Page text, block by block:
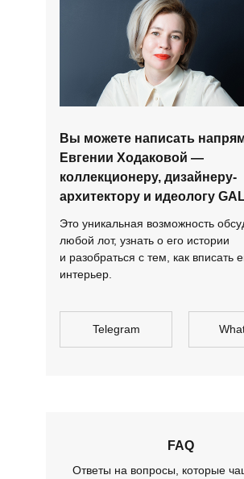
Telegram
Это уникальная возможность
любой лот, узнать о его истории
и разобраться с тем, как вписать
интерьер.
FAQ
Ответы на вопросы, которые
Вы можете написать
Евгении Ходаковой —
коллекционеру, дизайнеру-
архитектору и идеологу